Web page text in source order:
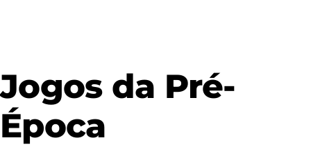
Jogos da Pré-
Época